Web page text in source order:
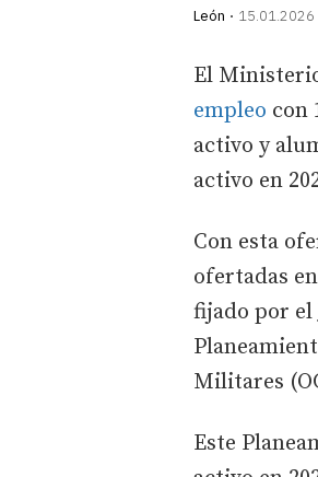
León
15.01.2026
El
empleo con
activo y
activo en
Con esta
ofertadas
fijado por el
Militares
Este